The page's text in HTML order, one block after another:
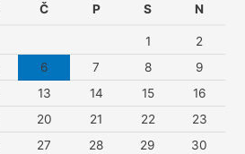
Č P S N
1
2
6 7 8
9
13 14 15
16
20 21 22
23
27 28 29
30